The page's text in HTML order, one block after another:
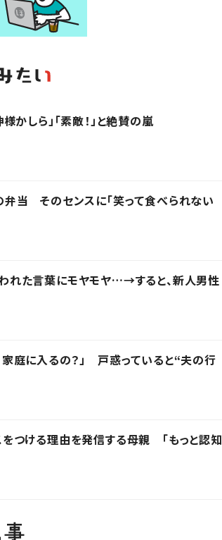
かしら」「素敵！」と絶賛の嵐
当 そのセンスに「笑って食べられない
れた言葉にモヤモヤ…→すると、新人男性
庭に入るの？」 戸惑っていると“夫の行
つける理由を発信する母親 「もっと認知